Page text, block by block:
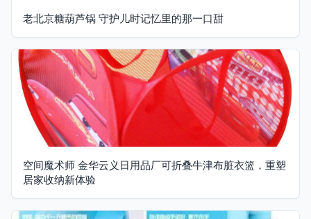
老北京糖葫芦锅 守护儿时记忆里的那一口甜
空间魔术师 金华云义日用品厂可折叠牛津布脏衣篮，重塑
居家收纳新体验